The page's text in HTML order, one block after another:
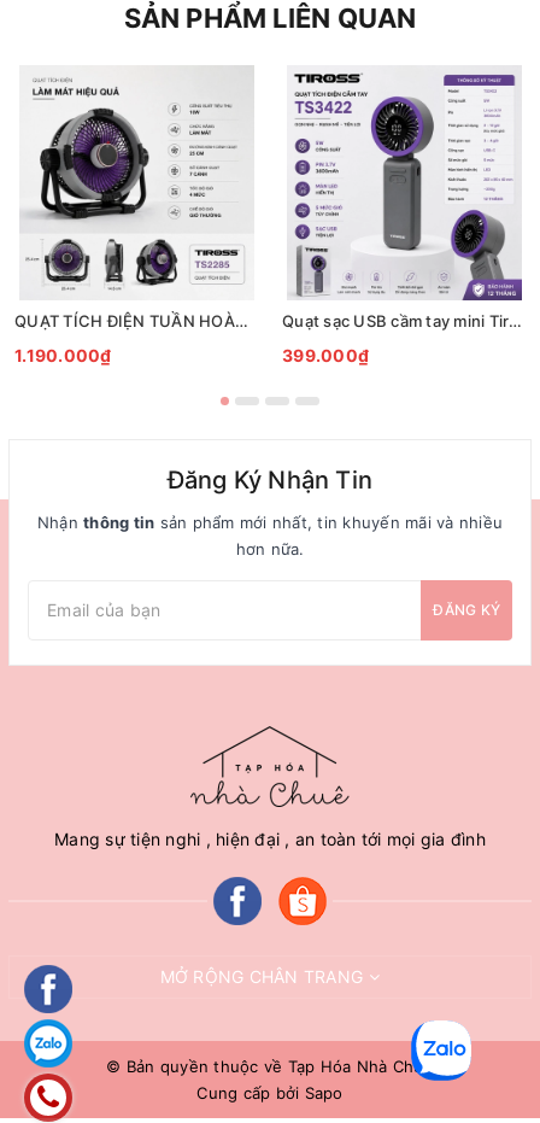
SẢN PHẨM LIÊN QUAN
QUẠT TÍCH ĐIỆN TUẦN HOÀN ĐỂ BÀN TIROSS TS2285
1.190.000₫
Quạt sạc USB cầm tay mini Tiross TS3422
399.000₫
Đăng Ký Nhận Tin
Nhậnthông tin sản phẩm mới nhất, tin khuyến mãi và nhiều
hơn nữa.
ĐĂNG KÝ
Mang sự tiện nghi , hiện đại , an toàn tới mọi gia đình
MỞ RỘNG CHÂN TRANG
© Bản quyền thuộc về Tạp Hóa Nhà Chuê
Cung cấp bởi Sapo